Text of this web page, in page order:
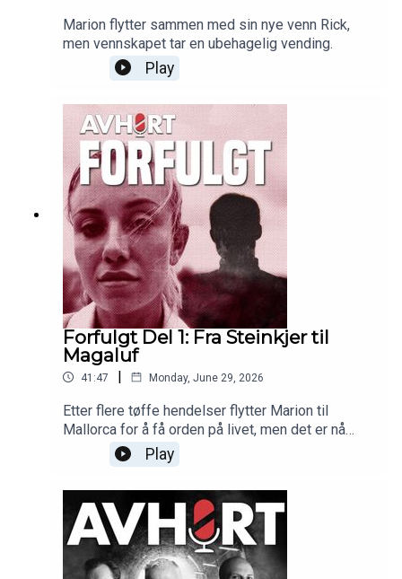
Marion flytter sammen med sin nye venn Rick,
men vennskapet tar en ubehagelig vending.
Play
Forfulgt Del 1: Fra Steinkjer til
Magaluf
41:47 | Monday, June 29, 2026
Etter flere tøffe hendelser flytter Marion til
Mallorca for å få orden på livet, men det er nå
marerittet begynner.
Play